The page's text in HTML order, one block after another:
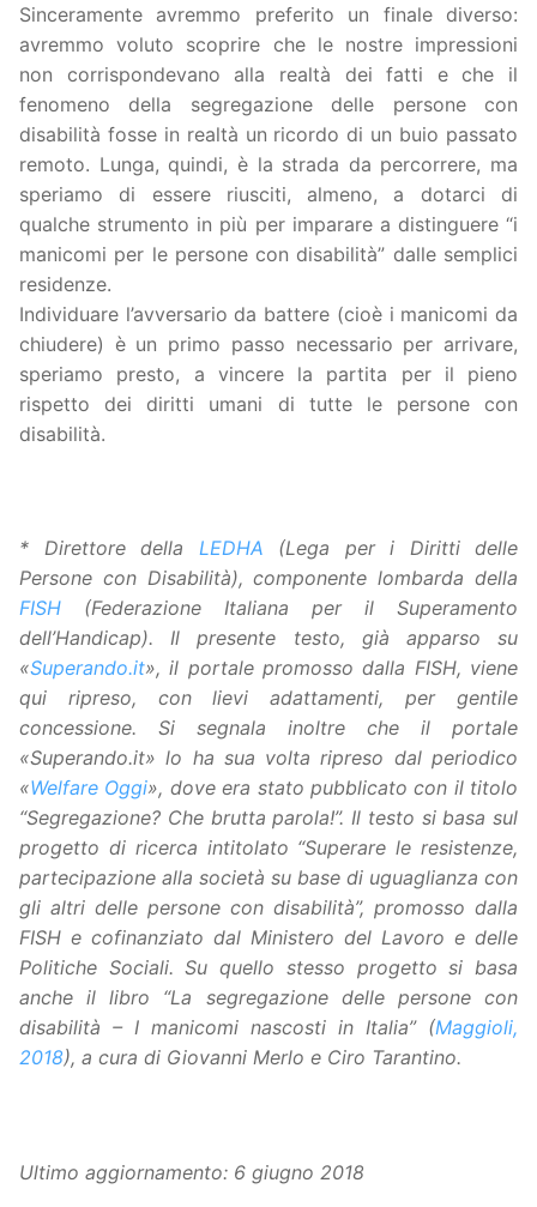
Sinceramente avremmo preferito un finale diverso:
avremmo voluto scoprire che le nostre impressioni
non corrispondevano alla realtà dei fatti e che il
fenomeno della segregazione delle persone con
disabilità fosse in realtà un ricordo di un buio passato
remoto. Lunga, quindi, è la strada da percorrere, ma
speriamo di essere riusciti, almeno, a dotarci di
qualche strumento in più per imparare a distinguere “i
manicomi per le persone con disabilità” dalle semplici
residenze.
Individuare l’avversario da battere (cioè i manicomi da
chiudere) è un primo passo necessario per arrivare,
speriamo presto, a vincere la partita per il pieno
rispetto dei diritti umani di tutte le persone con
disabilità.
* Direttore della LEDHA (Lega per i Diritti delle
Persone con Disabilità), componente lombarda della
FISH (Federazione Italiana per il Superamento
dell’Handicap). Il presente testo, già apparso su
«Superando.it», il portale promosso dalla FISH, viene
qui ripreso, con lievi adattamenti, per gentile
concessione. Si segnala inoltre che il portale
«Superando.it» lo ha sua volta ripreso dal periodico
«Welfare Oggi», dove era stato pubblicato con il titolo
“Segregazione? Che brutta parola!”. Il testo si basa sul
progetto di ricerca intitolato “Superare le resistenze,
partecipazione alla società su base di uguaglianza con
gli altri delle persone con disabilità”, promosso dalla
FISH e cofinanziato dal Ministero del Lavoro e delle
Politiche Sociali. Su quello stesso progetto si basa
anche il libro “La segregazione delle persone con
disabilità – I manicomi nascosti in Italia” (Maggioli,
2018), a cura di Giovanni Merlo e Ciro Tarantino.
Ultimo aggiornamento: 6 giugno 2018